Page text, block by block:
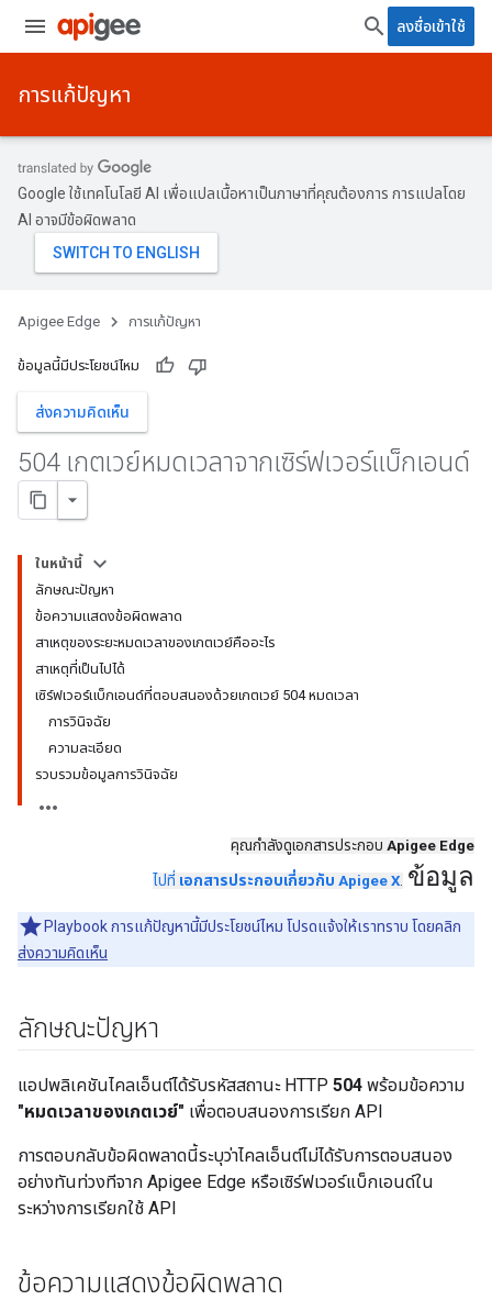
ลงชื่อเข้าใช้
การแก้ปัญหา
Google ใช้เทคโนโลยี AI เพื่อแปลเนื้อหาเป็นภาษาที่คุณต้องการ การแปลโดย
AI อาจมีข้อผิดพลาด
Apigee Edge การแก้ปัญหา
ข้อมูลนี้มีประโยชน์ไหม
ส่งความคิดเห็น
504 เกตเวย์หมดเวลาจากเซิร์ฟเวอร์แบ็กเอนด์
ในหน้านี้
ลักษณะปัญหา
ข้อความแสดงข้อผิดพลาด
สาเหตุของระยะหมดเวลาของเกตเวย์คืออะไร
สาเหตุที่เป็นไปได้
เซิร์ฟเวอร์แบ็กเอนด์ที่ตอบสนองด้วยเกตเวย์ 504 หมดเวลา
การวินิจฉัย
ความละเอียด
รวบรวมข้อมูลการวินิจฉัย
คุณกำลังดูเอกสารประกอบ Apigee Edge
ไปที่ เอกสารประกอบเกี่ยวกับ Apigee X. ข้อมูล
Playbook การแก้ปัญหานี้มีประโยชน์ไหม โปรดแจ้งให้เราทราบ โดยคลิก
ส่งความคิดเห็น
ลักษณะปัญหา
แอปพลิเคชันไคลเอ็นต์ได้รับรหัสสถานะ HTTP 504 พร้อมข้อความ
"หมดเวลาของเกตเวย์" เพื่อตอบสนองการเรียก API
การตอบกลับข้อผิดพลาดนี้ระบุว่าไคลเอ็นต์ไม่ได้รับการตอบสนอง
อย่างทันท่วงทีจาก Apigee Edge หรือเซิร์ฟเวอร์แบ็กเอนด์ใน
ระหว่างการเรียกใช้ API
ข้อความแสดงข้อผิดพลาด